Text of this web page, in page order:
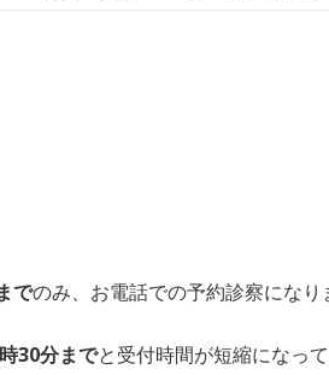
でのみ、お電話での予約診察になり
30分までと受付時間が短縮になって